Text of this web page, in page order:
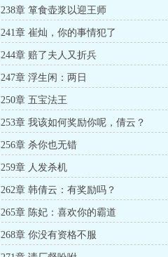
章 箪食壶浆以迎王师
章 崔灿，你的事情犯了
章 赔了夫人又折兵
章 浮生闲：两日
章 五宝法王
章 我该如何奖励你呢，倩云？
章 杀你也无错
章 人发杀机
章 韩倩云：有奖励吗？
章 陈妃：喜欢你的霸道
章 你没有资格不服